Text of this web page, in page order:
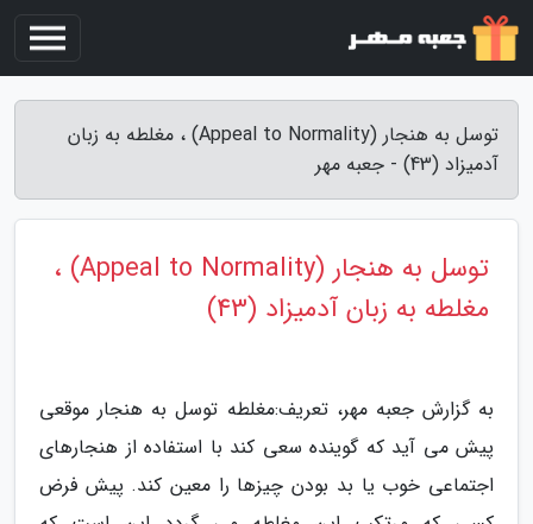
توسل به هنجار (Appeal to Normality) ، مغلطه به زبان
آدمیزاد (43) - جعبه مهر
توسل به هنجار (Appeal to Normality) ،
مغلطه به زبان آدمیزاد (43)
به گزارش جعبه مهر، تعریف:مغلطه توسل به هنجار موقعی
پیش می آید که گوینده سعی کند با استفاده از هنجارهای
اجتماعی خوب یا بد بودن چیزها را معین کند. پیش فرض